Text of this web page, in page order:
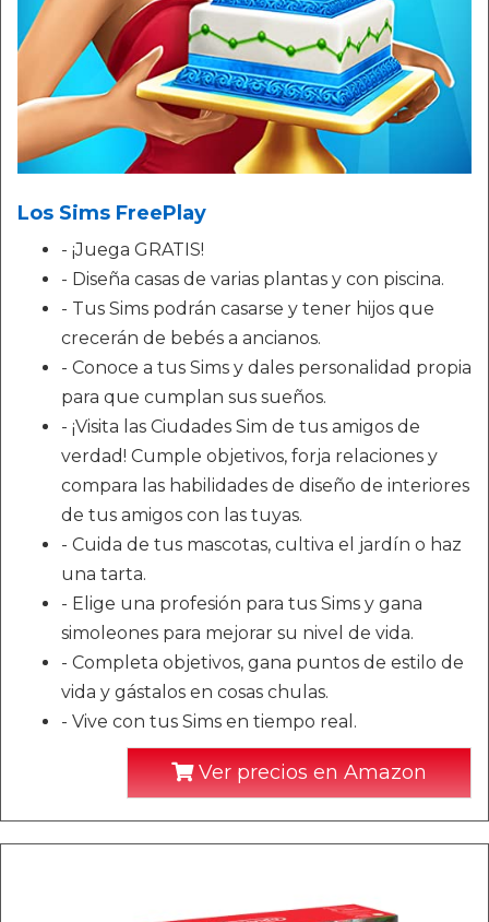
Los Sims FreePlay
- ¡Juega GRATIS!
- Diseña casas de varias plantas y con piscina.
- Tus Sims podrán casarse y tener hijos que
crecerán de bebés a ancianos.
- Conoce a tus Sims y dales personalidad propia
para que cumplan sus sueños.
- ¡Visita las Ciudades Sim de tus amigos de
verdad! Cumple objetivos, forja relaciones y
compara las habilidades de diseño de interiores
de tus amigos con las tuyas.
- Cuida de tus mascotas, cultiva el jardín o haz
una tarta.
- Elige una profesión para tus Sims y gana
simoleones para mejorar su nivel de vida.
- Completa objetivos, gana puntos de estilo de
vida y gástalos en cosas chulas.
- Vive con tus Sims en tiempo real.
Ver precios en Amazon